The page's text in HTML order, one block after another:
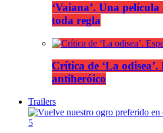
‘Vaiana’. Una
toda regla
Crítica de ‘La
antiheróico
Trailers